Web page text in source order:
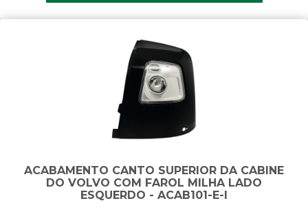
ACABAMENTO CANTO SUPERIOR DA CABINE
DO VOLVO COM FAROL MILHA LADO
ESQUERDO - ACAB101-E-I